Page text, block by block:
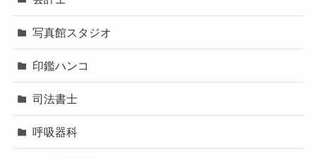
写真館スタジオ
印鑑ハンコ
司法書士
呼吸器科